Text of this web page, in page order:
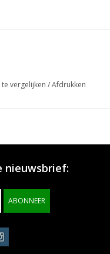
vergelijken /Afdrukken
nieuwsbrief:
ABONNEER